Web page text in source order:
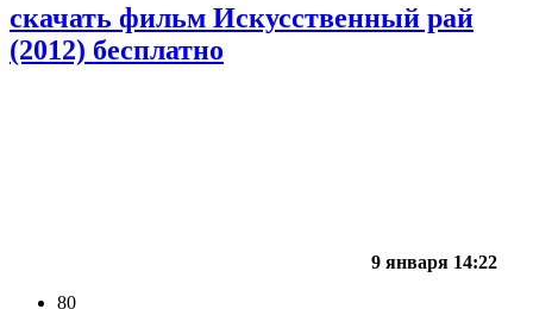
скачать фильм Искусственный рай
(2012) бесплатно
9 января 14:22
80